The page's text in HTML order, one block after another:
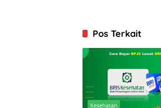
Pos Terkait
Kesehatan